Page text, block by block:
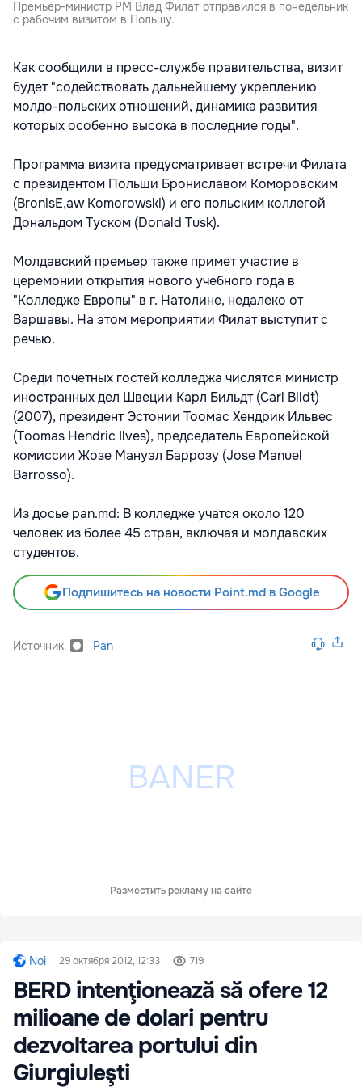
Премьер-министр РМ Влад Филат отправился в понедельник
с рабочим визитом в Польшу.
Как сообщили в пресс-службе правительства, визит
будет "содействовать дальнейшему укреплению
молдо-польских отношений, динамика развития
которых особенно высока в последние годы".
Программа визита предусматривает встречи Филата
с президентом Польши Брониславом Коморовским
(BronisЕ‚aw Komorowski) и его польским коллегой
Дональдом Туском (Donald Tusk).
Молдавский премьер также примет участие в
церемонии открытия нового учебного года в
"Колледже Европы" в г. Натолине, недалеко от
Варшавы. На этом мероприятии Филат выступит с
речью.
Среди почетных гостей колледжа числятся министр
иностранных дел Швеции Карл Бильдт (Carl Bildt)
(2007), президент Эстонии Тоомас Хендрик Ильвес
(Toomas Hendric Ilves), председатель Европейской
комиссии Жозе Мануэл Баррозу (Jose Manuel
Barrosso).
Из досье pan.md: В колледже учатся около 120
человек из более 45 стран, включая и молдавских
студентов.
Подпишитесь на новости Point.md в Google
Источник Pan
Разместить рекламу на сайте
Noi 29 октября 2012, 12:33 719
BERD intenţionează să ofere 12
milioane de dolari pentru
dezvoltarea portului din
Giurgiuleşti